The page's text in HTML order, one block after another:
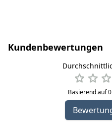
Kundenbewertungen
Basierend auf